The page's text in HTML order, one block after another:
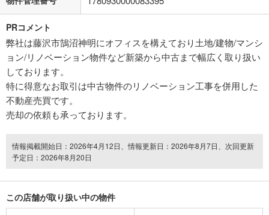
PRコメント
弊社は藤沢市鵠沼神明にオフィスを構えており土地/建物/マンシ
ョン/リノベーション物件など新築から中古まで幅広く取り扱い
しております。
特に得意なお取引は中古物件のリノベーション工事を併用した
不動産売買です。
売却の依頼も承っております。
情報掲載開始日：2026年4月12日、情報更新日：2026年8月7日、次回更新
予定日：2026年8月20日
この店舗が取り扱い中の物件